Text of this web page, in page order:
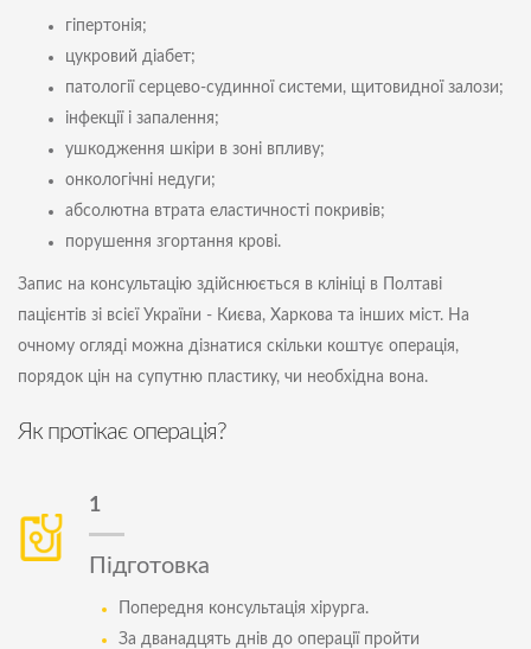
гіпертонія;
цукровий діабет;
патології серцево-судинної системи, щитовидної залози;
інфекції і запалення;
ушкодження шкіри в зоні впливу;
онкологічні недуги;
абсолютна втрата еластичності покривів;
порушення згортання крові.
Запис на консультацію здійснюється в клініці в Полтаві
пацієнтів зі всієї України - Києва, Харкова та інших міст. На
очному огляді можна дізнатися скільки коштує операція,
порядок цін на супутню пластику, чи необхідна вона.
Як протікає операція?
1
Підготовка
Попередня консультація хірурга.
За дванадцять днів до операції пройти